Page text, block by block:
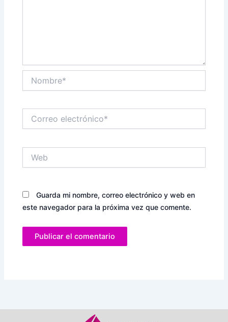
electrónico*
Guarda mi nombre, correo electrónico y web en
este navegador para la próxima vez que comente.